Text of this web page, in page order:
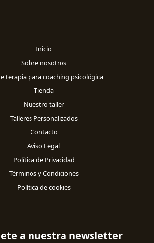
Inicio
Sobre nosotros
terapia para coaching psicológica
Tienda
Nuestro taller
Talleres Personalizados
Contacto
Aviso Legal
Política de Privacidad
Términos y Condiciones
Política de cookies
a nuestra newsletter